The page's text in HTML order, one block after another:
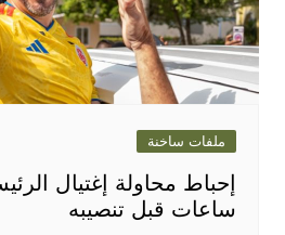
ملفات ساخنة
إحباط محاولة إغتيال
ساعات قبل تنصيبه